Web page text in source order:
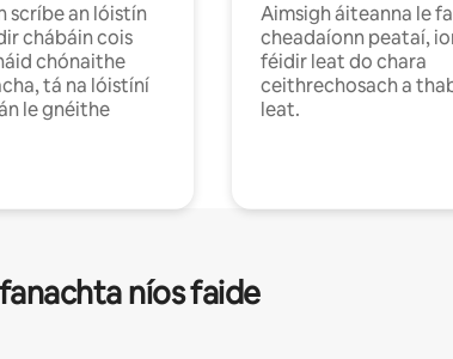
scríbe an lóistín
chábáin cois
chónaithe
tá na lóistíní
le gnéithe
Aimsigh áiteanna le
cheadaíonn peataí,
féidir leat do chara
ceithrechosach a
leat.
níos faide